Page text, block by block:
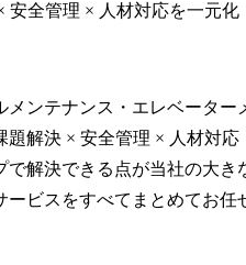
安全管理 × 人材対応を一元化
メンテナンス・エレベーター
題解決 × 安全管理 × 人材対応
で解決できる点が当社の大き
ービスをすべてまとめてお任